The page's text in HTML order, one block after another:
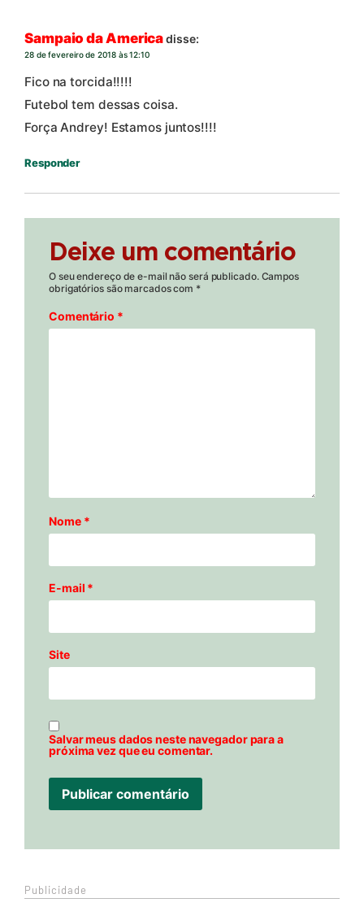
Sampaio da Americadisse:
28 de fevereiro de 2018 às 12:10
Fico na torcida!!!!!
Futebol tem dessas coisa.
Força Andrey! Estamos juntos!!!!
Responder
Deixe um comentário
O seu endereço de e-mail não será publicado. Campos
obrigatórios são marcados com *
Comentário *
Nome *
E-mail *
Site
Salvar meus dados neste navegador para a
próxima vez que eu comentar.
Publicidade